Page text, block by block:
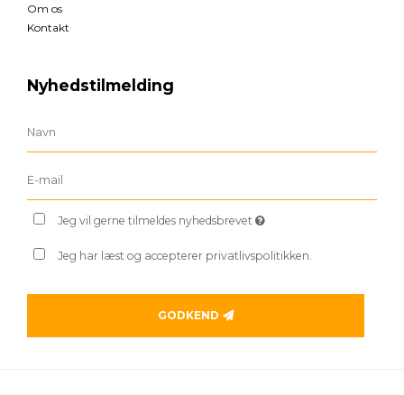
Om os
Kontakt
Nyhedstilmelding
Jeg vil gerne tilmeldes nyhedsbrevet
Jeg har læst og accepterer privatlivspolitikken.
GODKEND